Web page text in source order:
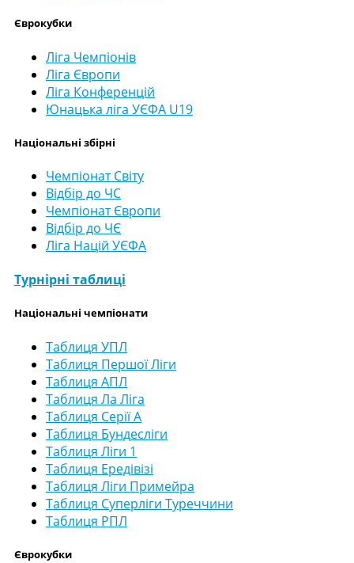
Єврокубки
Ліга Чемпіонів
Ліга Європи
Ліга Конференцій
Юнацька ліга УЄФА U19
Національні збірні
Чемпіонат Світу
Відбір до ЧС
Чемпіонат Європи
Відбір до ЧЄ
Ліга Націй УЄФА
Турнірні таблиці
Національні чемпіонати
Таблиця УПЛ
Таблиця Першої Ліги
Таблиця АПЛ
Таблиця Ла Ліга
Таблиця Серії А
Таблиця Бундесліги
Таблиця Ліги 1
Таблиця Ередівізі
Таблиця Ліги Примейра
Таблиця Суперліги Туреччини
Таблиця РПЛ
Єврокубки